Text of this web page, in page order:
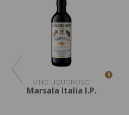
S
VINO LIQUOROSO
Marsala Italia I.P.